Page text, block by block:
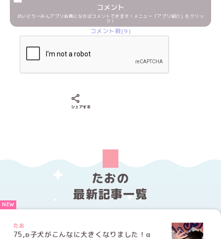
コメント
めいどりーみんアプリ会員になればコメントできます！メニュー「アプリ紹介」をクリッ
ク！
コメント数(9)
シェアする
たおの
最新記事一覧
たお
75,ʚ子犬がこんなに大きくなりました！ɞ